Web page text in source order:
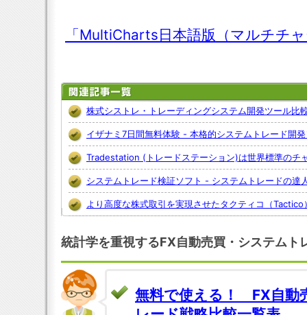
「MultiCharts日本語版（マルチチ
株式シストレ・トレーディングシステム開発ツール比
イザナミ7日間無料体験 - 本格的システムトレード開
Tradestation (トレードステーション)は世界標準のチ
システムトレード検証ソフト - システムトレードの達
より高度な株式取引を実現させたタクティコ（Tactico
統計学を重視するFX自動売買・システムト
無料で使える！ FX自動